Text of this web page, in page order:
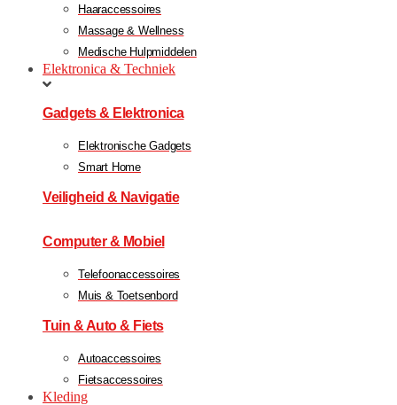
Haaraccessoires
Massage & Wellness
Medische Hulpmiddelen
Elektronica & Techniek
Gadgets & Elektronica
Elektronische Gadgets
Smart Home
Veiligheid & Navigatie
Computer & Mobiel
Telefoonaccessoires
Muis & Toetsenbord
Tuin & Auto & Fiets
Autoaccessoires
Fietsaccessoires
Kleding